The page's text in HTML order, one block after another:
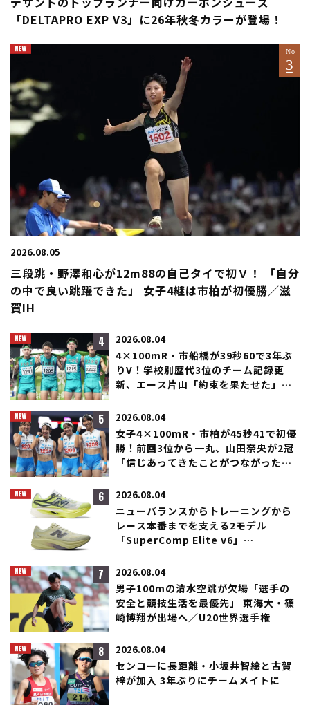
デサントのトップランナー向けカーボンシューズ
「DELTAPRO EXP V3」に26年秋冬カラーが登場！
2026.08.05
三段跳・野澤和心が12m88の自己タイで初Ｖ！ 「自分
の中で良い跳躍できた」 女子4継は市柏が初優勝／滋
賀IH
4 2026.08.04
4×100mR・市船橋が39秒60で3年ぶ
りV！学校別歴代3位のチーム記録更
新、エース片山「約束を果たせた」／
5 2026.08.04
女子4×100mR・市柏が45秒41で初優
勝！前回3位から一丸、山田奈央が2冠
「信じあってきたことがつながった」
6 2026.08.04
ニューバランスからトレーニングから
レース本番までを支える2モデル
「SuperComp Elite v6」
7 2026.08.04
男子100mの清水空跳が欠場「選手の
安全と競技生活を最優先」 東海大・篠
崎博翔が出場へ／U20世界選手権
8 2026.08.04
センコーに長距離・小坂井智絵と古賀
梓が加入 3年ぶりにチームメイトに